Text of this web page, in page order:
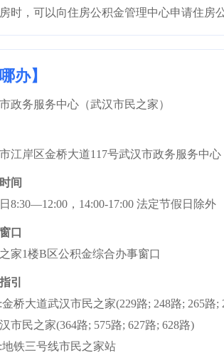
时，可以向住房公积金管理中心申请住房
办】
政务服务中心（武汉市民之家）
江岸区金桥大道117号武汉市政务服务中心
间
8:30—12:00，14:00-17:00 法定节假日除外
口
家1楼B区公积金综合办事窗口
引
桥大道武汉市民之家(229路; 248路; 265路
市民之家(364路; 575路; 627路; 628路)
地铁三号线市民之家站